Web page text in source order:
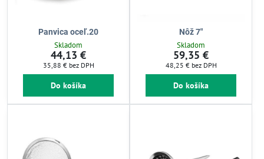
Panvica oceľ.20
Skladom
44,13 €
35,88 € bez DPH
Do košíka
Nôž 7"
Skladom
59,35 €
48,25 € bez DPH
Do košíka